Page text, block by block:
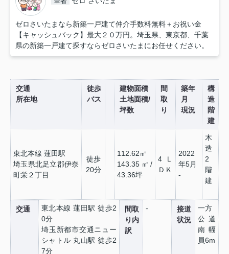
ゼロさいたまなら新築一戸建て仲介手数料無料＋お祝い金
【キャッシュバック】最大２０万円。埼玉県、東京都、千葉
県の新築一戸建て探すならゼロさいたまにお任せください。
交通
所在地
徒歩
バス
建物面積
土地面積/
坪数
間
取
り
築年
月
現況
構
造
階
建
東北本線 蓮田駅
埼玉県北足立郡伊奈
町栄２丁目
徒歩
20分
112.62㎡
143.35㎡/
43.36坪
4Ｌ
ＤＫ
2022
年5月
-
木
造
2
階
建
交通
東北本線 蓮田駅 徒歩2
0分
埼玉新都市交通ニュー
シャトル 丸山駅 徒歩2
7分
間取
り内
訳
-
接道
状況
一方
公道
南 幅
員6m